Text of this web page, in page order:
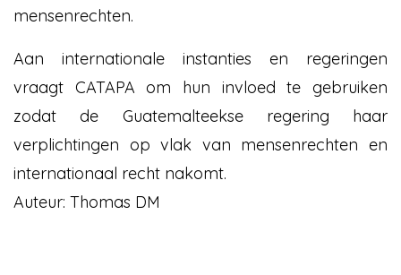
mensenrechten.
Aan internationale instanties en regeringen
vraagt CATAPA om hun invloed te gebruiken
zodat de Guatemalteekse regering haar
verplichtingen op vlak van mensenrechten en
internationaal recht nakomt.
Auteur: Thomas DM